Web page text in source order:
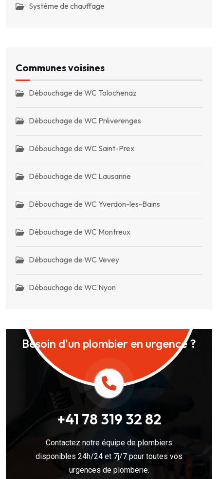
Système de chauffage
Communes voisines
Débouchage de WC Tolochenaz
Débouchage de WC Préverenges
Débouchage de WC Saint-Prex
Débouchage de WC Lausanne
Débouchage de WC Yverdon-les-Bains
Débouchage de WC Montreux
Débouchage de WC Vevey
Débouchage de WC Nyon
Besoin d'un plombier en urgence ?
+41 78 319 32 82
Contactez notre équipe de plombiers
disponibles 24h/24 et 7j/7 pour toutes vos
urgences de plomberie.